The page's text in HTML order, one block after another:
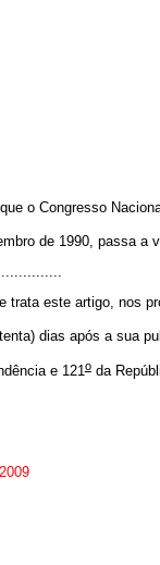
o Congresso
de 1990, passa a
trata este artigo, nos
dias após a sua
e 121oda